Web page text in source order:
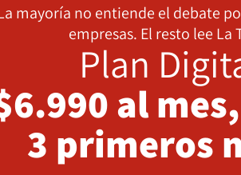
mayoría no entiende el debate
empresas. El resto lee La
Plan
al
3 primeros